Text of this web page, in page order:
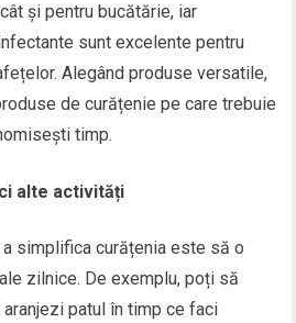
și pentru bucătărie, iar
sunt excelente pentru
Alegând produse versatile,
de curățenie pe care trebuie
timp.
alte activități
simplifica curățenia este să o
zilnice. De exemplu, poți să
patul în timp ce faci